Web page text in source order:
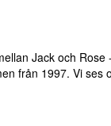
Jack och
från 1997. Vi ses